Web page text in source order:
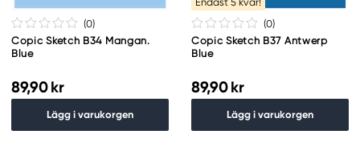
(0)
Copic Sketch B34 Mangan.
Blue
89,90 kr
Lägg i varukorgen
(0)
Copic Sketch B37 Antwerp
Blue
89,90 kr
Lägg i varukorgen